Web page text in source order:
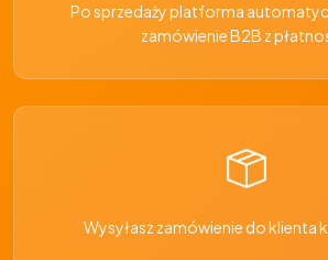
Po sprzedaży platforma
zamówienie B2B z
Wysyłasz zamówienie do klienta